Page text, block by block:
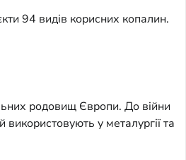
94 видів корисних копалин.
родовищ Європи. До війни
у металургії та